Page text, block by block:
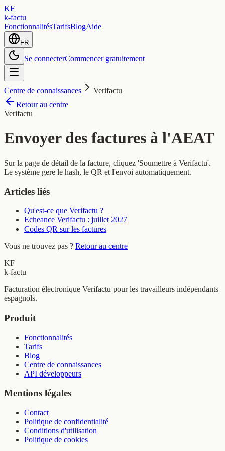
KF
k-factu
FonctionnalitésTarifsBlogAide
FR
Se connecterCommencer gratuitement
Centre de connaissances
Verifactu
Retour au centre
Verifactu
Envoyer des factures à l'AEAT
Sur la page de détail de la facture, cliquez 'Soumettre à Verifactu'.
Le système gere le hash, le QR et l'envoi automatiquement.
Articles liés
Qu'est-ce que Verifactu ?
Echeance Verifactu : juillet 2027
Codes QR sur les factures
Vous ne trouvez pas ? Retour au centre
KF
k-factu
Facturation électronique Verifactu pour les travailleurs indépendants
espagnols.
Produit
Fonctionnalités
Tarifs
Blog
Centre de connaissances
API développeurs
Mentions légales
Contact
Politique de confidentialité
Conditions d'utilisation
Politique de cookies